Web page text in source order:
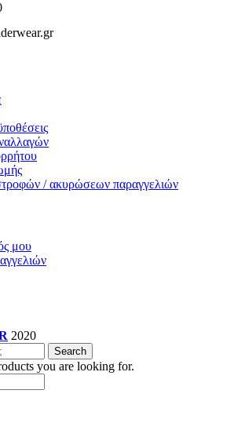
/ ακυρώσεων παραγγελιών
μου
2020
Search
you are looking for.